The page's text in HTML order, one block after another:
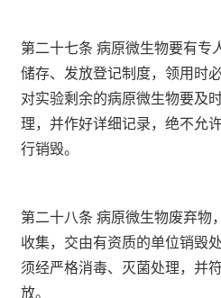
第二十七条 病原微生物要有专
储存、发放登记制度，领用时
对实验剩余的病原微生物要及
理，并作好详细记录，绝不允
行销毁。
第二十八条 病原微生物废弃物
收集，交由有资质的单位销毁
须经严格消毒、灭菌处理，并
放。